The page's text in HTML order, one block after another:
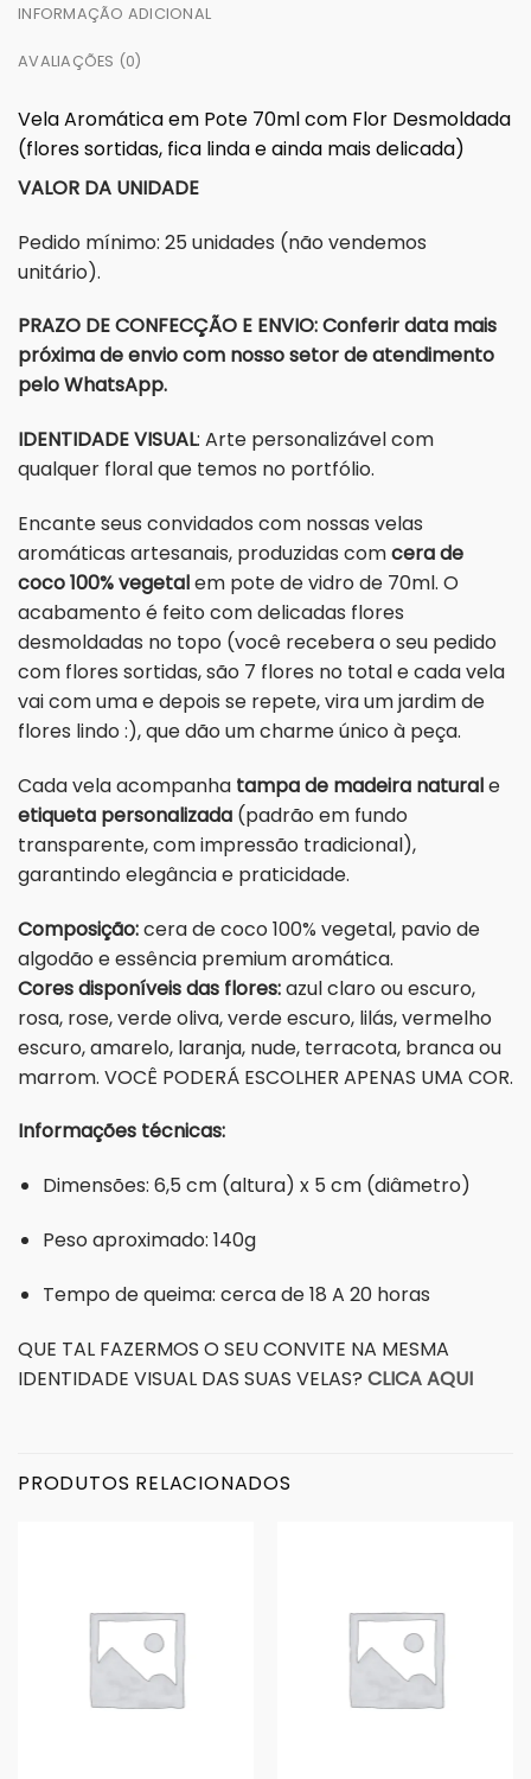
INFORMAÇÃO ADICIONAL
AVALIAÇÕES (0)
Vela Aromática em Pote 70ml com Flor Desmoldada
(flores sortidas, fica linda e ainda mais delicada)
VALOR DA UNIDADE
Pedido mínimo: 25 unidades (não vendemos
unitário).
PRAZO DE CONFECÇÃO E ENVIO: Conferir data mais
próxima de envio com nosso setor de atendimento
pelo WhatsApp.
IDENTIDADE VISUAL: Arte personalizável com
qualquer floral que temos no portfólio.
Encante seus convidados com nossas velas
aromáticas artesanais, produzidas comcera de
coco 100% vegetalem pote de vidro de 70ml. O
acabamento é feito com delicadas flores
desmoldadas no topo (você recebera o seu pedido
com flores sortidas, são 7 flores no total e cada vela
vai com uma e depois se repete, vira um jardim de
flores lindo :), que dão um charme único à peça.
Cada vela acompanha tampa de madeira naturale
etiqueta personalizada (padrão em fundo
transparente, com impressão tradicional),
garantindo elegância e praticidade.
Composição:cera de coco 100% vegetal, pavio de
algodão e essência premium aromática.
Cores disponíveis das flores:azul claro ou escuro,
rosa, rose, verde oliva, verde escuro, lilás, vermelho
escuro, amarelo, laranja, nude, terracota, branca ou
marrom. VOCÊ PODERÁ ESCOLHER APENAS UMA COR.
Informações técnicas:
Dimensões: 6,5 cm (altura) x 5 cm (diâmetro)
Peso aproximado: 140g
Tempo de queima: cerca de 18 A 20 horas
QUE TAL FAZERMOS O SEU CONVITE NA MESMA
IDENTIDADE VISUAL DAS SUAS VELAS? CLICA AQUI
PRODUTOS RELACIONADOS